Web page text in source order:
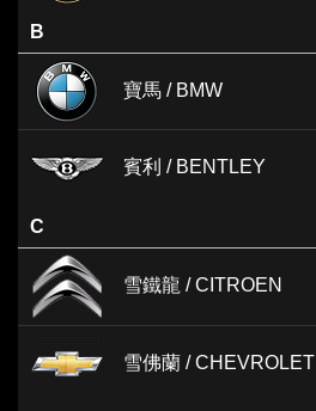
B
寶馬 / BMW
賓利 / BENTLEY
C
雪鐵龍 / CITROEN
雪佛蘭 / CHEVROLET